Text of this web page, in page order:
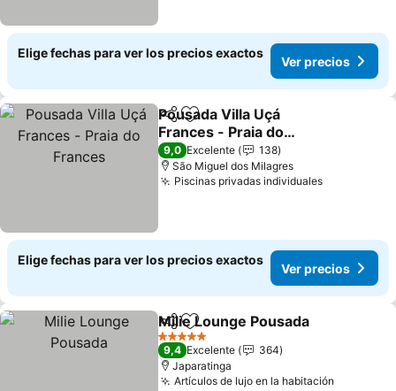
Elige fechas para ver los precios exactos
Ver precios
CompartirAgregar a favoritos
Pousada Villa Uçá
Frances - Praia do
Frances
9,0 Excelente
138
São Miguel dos Milagres
Piscinas privadas individuales
Elige fechas para ver los precios exactos
Ver precios
CompartirAgregar a favoritos
Milie Lounge Pousada
5 Estrellas
9,4 Excelente
364
Japaratinga
Artículos de lujo en la habitación